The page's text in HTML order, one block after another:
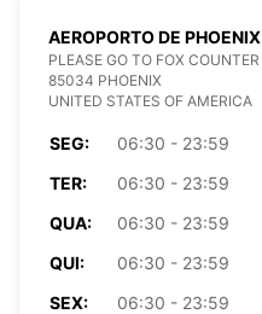
AEROPORTO DE PHOENIX
PLEASE GO TO FOX COUNTER
85034 PHOENIX
UNITED STATES OF AMERICA
SEG:
06:30 - 23:59
TER:
06:30 - 23:59
QUA:
06:30 - 23:59
QUI:
06:30 - 23:59
SEX:
06:30 - 23:59